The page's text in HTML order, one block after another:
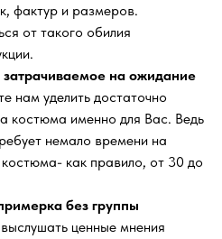
фактур и размеров.
от такого обилия
на ожидание
нам уделить достаточно
костюма именно для Вас. Ведь
немало времени на
как правило, от 30 до
без группы
ценные мнения